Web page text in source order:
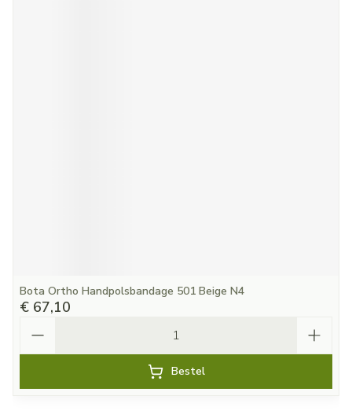
Bota Ortho Handpolsbandage 501 Beige N4
€ 67,10
Bestel